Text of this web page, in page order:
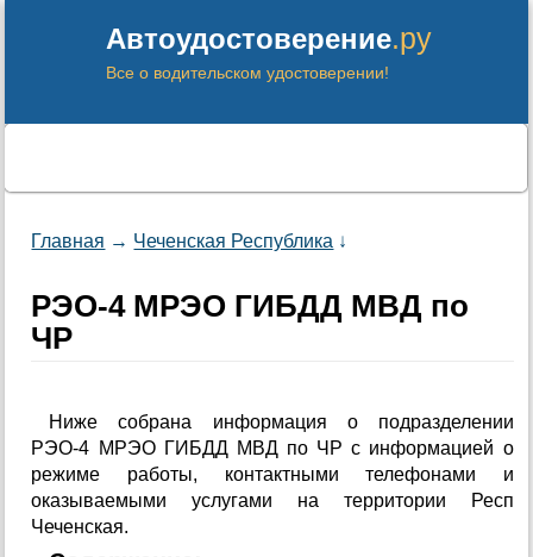
Автоудостоверение.ру
Все о водительском удостоверении!
Главная → Чеченская Республика ↓
РЭО-4 МРЭО ГИБДД МВД по
ЧР
Ниже собрана информация о подразделении
РЭО-4 МРЭО ГИБДД МВД по ЧР с информацией о
режиме работы, контактными телефонами и
оказываемыми услугами на территории Респ
Чеченская.